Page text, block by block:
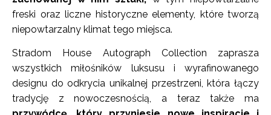
freski oraz liczne historyczne elementy, które tworzą
niepowtarzalny klimat tego miejsca.
Stradom House Autograph Collection zaprasza
wszystkich miłośników luksusu i wyrafinowanego
designu do odkrycia unikalnej przestrzeni, która łączy
tradycję z nowoczesnością, a teraz także ma